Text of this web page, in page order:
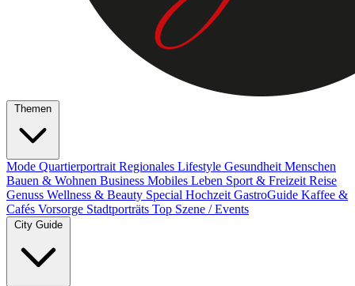
Themen
Mode Quartierportrait Regionales Lifestyle Gesundheit Menschen
Bauen & Wohnen Business Mobiles Leben Sport & Freizeit Reise
Genuss Wellness & Beauty Special Hochzeit GastroGuide Kaffee &
Cafés Vorsorge Stadtporträts Top Szene / Events
City Guide